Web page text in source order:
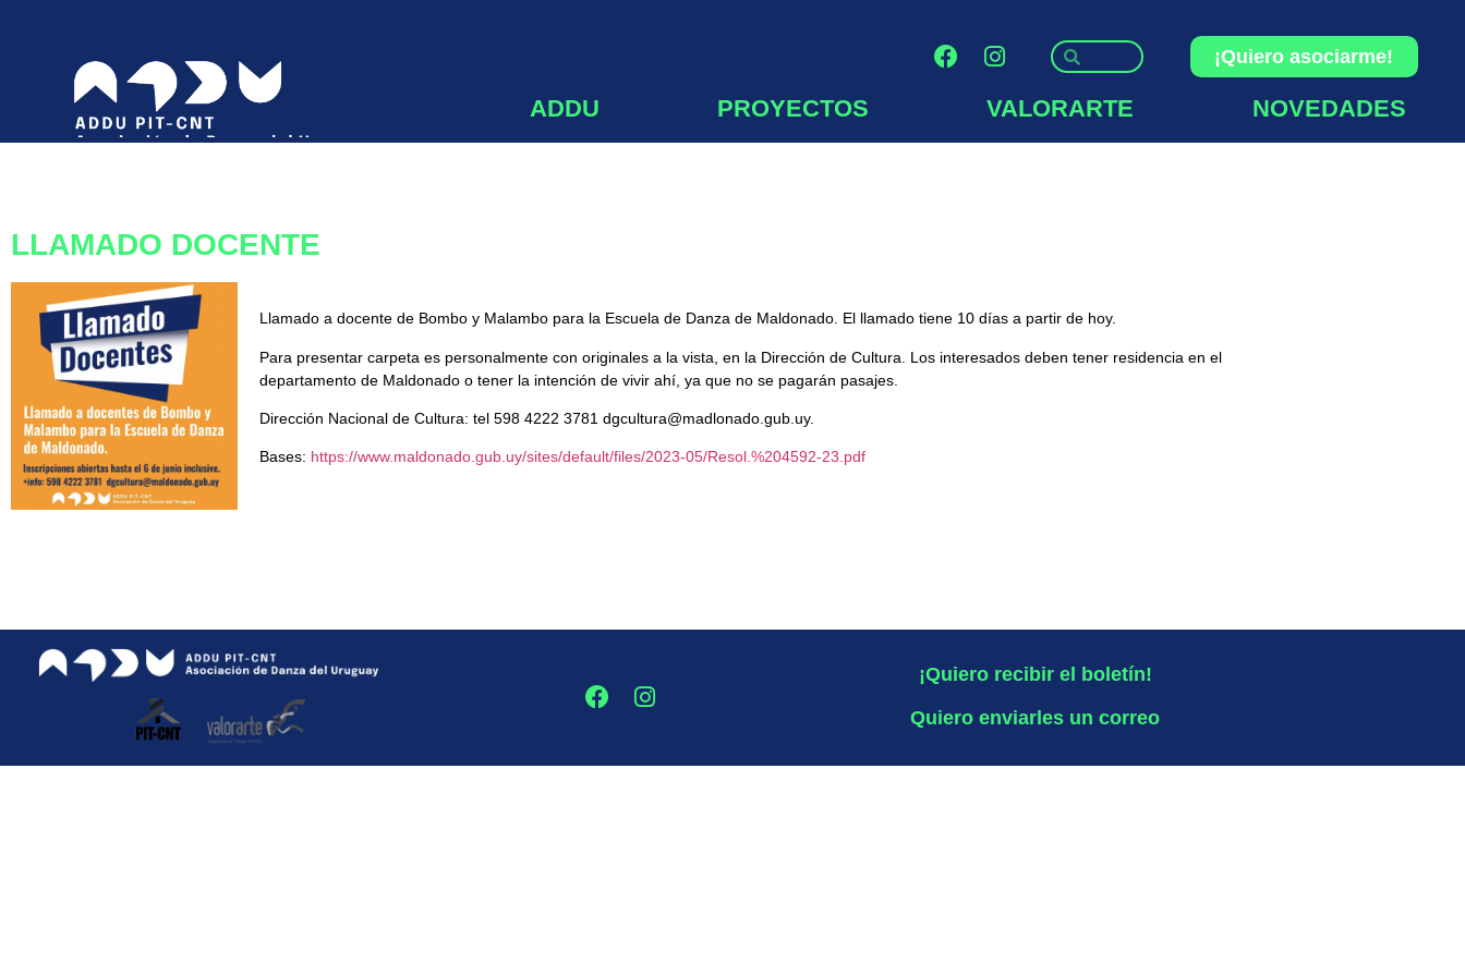
¡Quiero asociarme!
ADDU PROYECTOS VALORARTE NOVEDADES
LLAMADO DOCENTE
Llamado a docente de Bombo y Malambo para la Escuela de Danza de Maldonado. El llamado tiene 10 días a partir de hoy.
Para presentar carpeta es personalmente con originales a la vista, en la Dirección de Cultura. Los interesados deben tener residencia en el
departamento de Maldonado o tener la intención de vivir ahí, ya que no se pagarán pasajes.
Dirección Nacional de Cultura: tel 598 4222 3781 dgcultura@madlonado.gub.uy.
Bases: https://www.maldonado.gub.uy/sites/default/files/2023-05/Resol.%204592-23.pdf
¡Quiero recibir el boletín!
Quiero enviarles un correo